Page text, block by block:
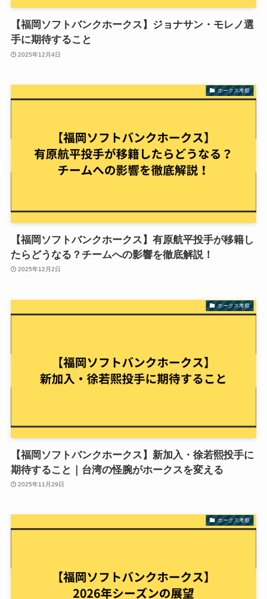
【福岡ソフトバンクホークス】ジョナサン・モレノ選
手に期待すること
2025年12月4日
ホークス考察
【福岡ソフトバンクホークス】有原航平投手が移籍し
たらどうなる？チームへの影響を徹底解説！
2025年12月2日
ホークス考察
【福岡ソフトバンクホークス】新加入・徐若熙投手に
期待すること｜台湾の怪腕がホークスを変える
2025年11月29日
ホークス考察